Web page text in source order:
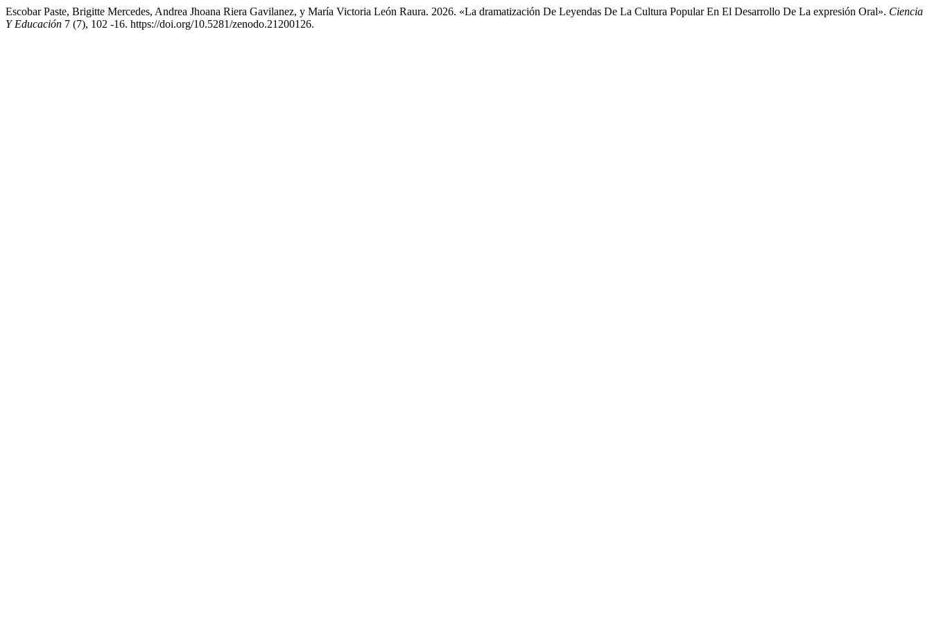
Escobar Paste, Brigitte Mercedes, Andrea Jhoana Riera Gavilanez, y María Victoria León Raura. 2026. «La dramatización De Leyendas De La Cultura Popular En El Desarrollo De La expresión Oral». Ciencia
Y Educación 7 (7), 102 -16. https://doi.org/10.5281/zenodo.21200126.